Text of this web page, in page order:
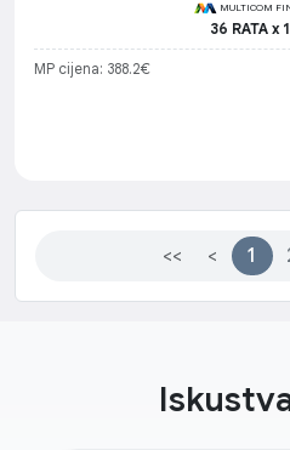
MULTICOM
36 RATA x
MP cijena: 388.2€
<< < 1